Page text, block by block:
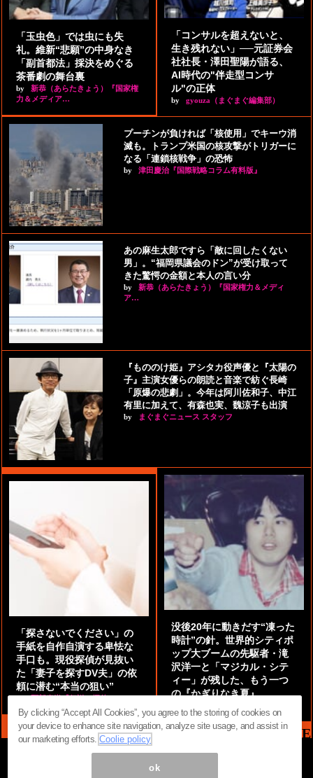
「玉虫色」では虫にも失
礼。維新“悲願”の中身なき
「副首都法」採決をめぐる
茶番劇の舞台裏
by
新恭（あらたきょう）『国家権
力＆メディア…
「コンサルを超えないと、
生き残れない」──元証券会
社社長・澤田聖陽が語る、
AI時代の"伴走型コンサ
ル"の正体
by gyouza（まぐまぐ編集部）
プーチンが負ければ「核使用」でキーウ消
滅も。トランプ米国の核攻撃がトリガーに
なる「連鎖核戦争」の恐怖
by 津田慶治『国際戦略コラム有料版』
あの麻生太郎ですら「敵に回したくない
男」。“福岡県議会のドン”が受け取って
きた驚愕の金額と本人の言い分
by
新恭（あらたきょう）『国家権力＆メディ
ア…
『もののけ姫』アシタカ役声優と『太陽の
子』主演女優らの朗読と音楽で紡ぐ長崎
「原爆の悲劇」。今年は阿川佐和子、中江
有里に加えて、有森也実、魏涼子も出演
by まぐまぐニュース スタッフ
「探さないでください」の
手紙を自作自演する卑怯な
手口も。現役探偵が見抜い
た「妻子を探すDV夫」の依
頼に潜む“本当の狙い”
没後20年に動きだす“凍った
時計”の針。世界的シティポ
ップ大ブームの先駆者・滝
沢洋一と「マジカル・シテ
ィー」が残した、もう一つ
の『かぎりなき夏』
MAG2 NEWS HEADLINE
By clicking “Accept All Cookies”, you agree to the storing of cookies on
your device to enhance site navigation, analyze site usage, and assist in
our marketing efforts.Coolie policy
ok